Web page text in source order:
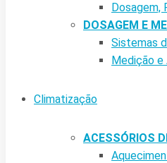
Dosagem,
DOSAGEM E
Sistemas
Medição e
Climatização
ACESSÓRIOS